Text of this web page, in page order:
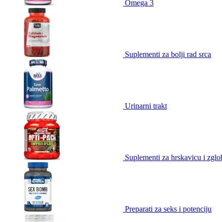
Omega 3
Suplementi za bolji rad srca
Urinarni trakt
Suplementi za hrskavicu i
Preparati za seks i potenciju